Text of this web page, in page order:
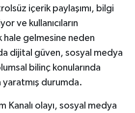
içerik paylaşımı, bilgi
ve kullanıcıların
hale gelmesine neden
dijital güven, sosyal medya
bilinç konularında
durumda.
Kanalı olayı, sosyal medya